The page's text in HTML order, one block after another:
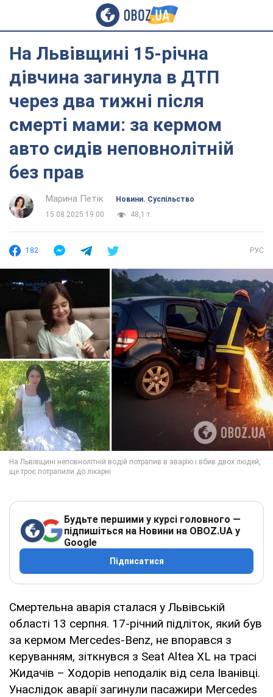
На Львівщині 15-річна
дівчина загинула в ДТП
через два тижні після
смерті мами: за кермом
авто сидів неповнолітній
без прав
Марина Петік
Новини. Суспільство
15.08.2025 19:00
48,1 т.
182 РУС
Будьте першими у курсі головного —
підпишіться на Новини на OBOZ.UA у
Google
Підписатися
Смертельна аварія сталася у Львівській
області 13 серпня. 17-річний підліток, який був
за кермом Mercedes-Benz, не впорався з
керуванням, зіткнувся з Seat Altea XL на трасі
Жидачів – Ходорів неподалік від села Іванівці.
Унаслідок аварії загинули пасажири Mercedes